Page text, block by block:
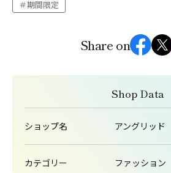
期間限定
Share on
Shop Data
ショップ名 アングリッド
カテゴリー ファッション